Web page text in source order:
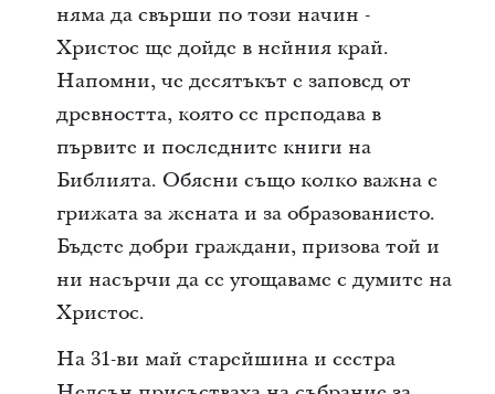
няма да свърши по този начин -
Христос ще дойде в нейния край.
Напомни, че десятъкът е заповед от
древността, която се преподава в
първите и последните книги на
Библията. Обясни също колко важна е
грижата за жената и за образованието.
Бъдете добри граждани, призова той и
ни насърчи да се угощаваме с думите на
Христос.
На 31-ви май старейшина и сестра